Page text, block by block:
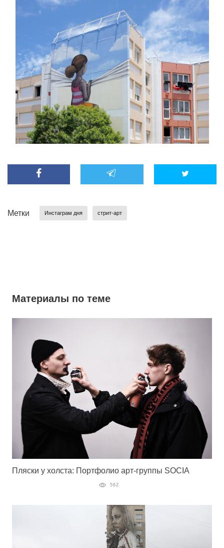
Метки Инстаграм дня стрит-арт
Материалы по теме
Пляски у холста: Портфолио арт-группы SOCIA
562